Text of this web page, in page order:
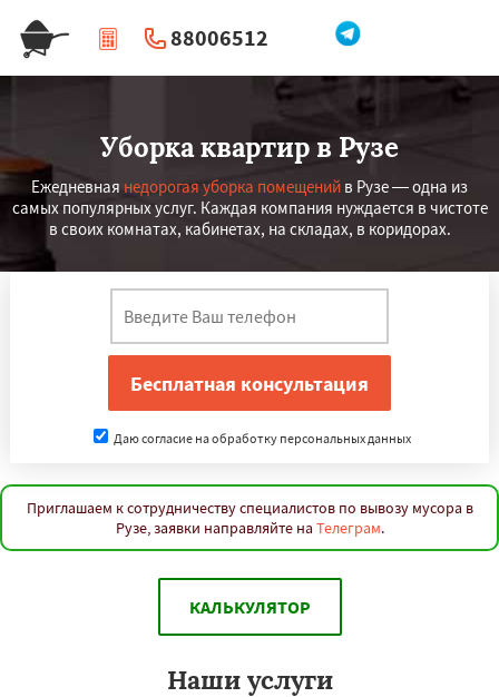
88006512
| Перезвоните мне
Уборка квартир в Рузе
Ежедневная недорогая уборка помещений в Рузе — одна из
самых популярных услуг. Каждая компания нуждается в чистоте
в своих комнатах, кабинетах, на складах, в коридорах.
Даю согласие на обработку персональных данных
Приглашаем к сотрудничеству специалистов по вывозу мусора в
Рузе, заявки направляйте на Телеграм.
КАЛЬКУЛЯТОР
Наши услуги